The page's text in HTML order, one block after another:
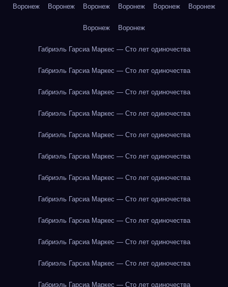
Воронеж Воронеж Воронеж Воронеж Воронеж Воронеж
Воронеж Воронеж
Габриэль Гарсиа Маркес — Сто лет одиночества
Габриэль Гарсиа Маркес — Сто лет одиночества
Габриэль Гарсиа Маркес — Сто лет одиночества
Габриэль Гарсиа Маркес — Сто лет одиночества
Габриэль Гарсиа Маркес — Сто лет одиночества
Габриэль Гарсиа Маркес — Сто лет одиночества
Габриэль Гарсиа Маркес — Сто лет одиночества
Габриэль Гарсиа Маркес — Сто лет одиночества
Габриэль Гарсиа Маркес — Сто лет одиночества
Габриэль Гарсиа Маркес — Сто лет одиночества
Габриэль Гарсиа Маркес — Сто лет одиночества
Габриэль Гарсиа Маркес — Сто лет одиночества